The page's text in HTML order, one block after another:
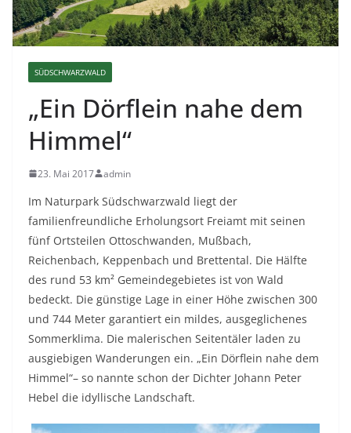
SÜDSCHWARZWALD
„Ein Dörflein nahe dem
Himmel“
23. Mai 2017 admin
Im Naturpark Südschwarzwald liegt der
familienfreundliche Erholungsort Freiamt mit seinen
fünf Ortsteilen Ottoschwanden, Mußbach,
Reichenbach, Keppenbach und Brettental. Die Hälfte
des rund 53 km² Gemeindegebietes ist von Wald
bedeckt. Die günstige Lage in einer Höhe zwischen 300
und 744 Meter garantiert ein mildes, ausgeglichenes
Sommerklima. Die malerischen Seitentäler laden zu
ausgiebigen Wanderungen ein. „Ein Dörflein nahe dem
Himmel“– so nannte schon der Dichter Johann Peter
Hebel die idyllische Landschaft.